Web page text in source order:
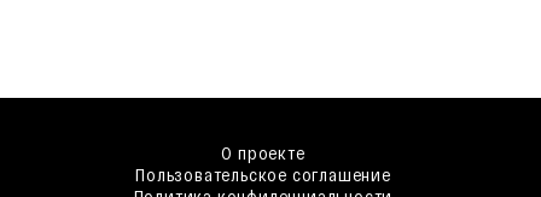
О проекте
Пользовательское соглашение